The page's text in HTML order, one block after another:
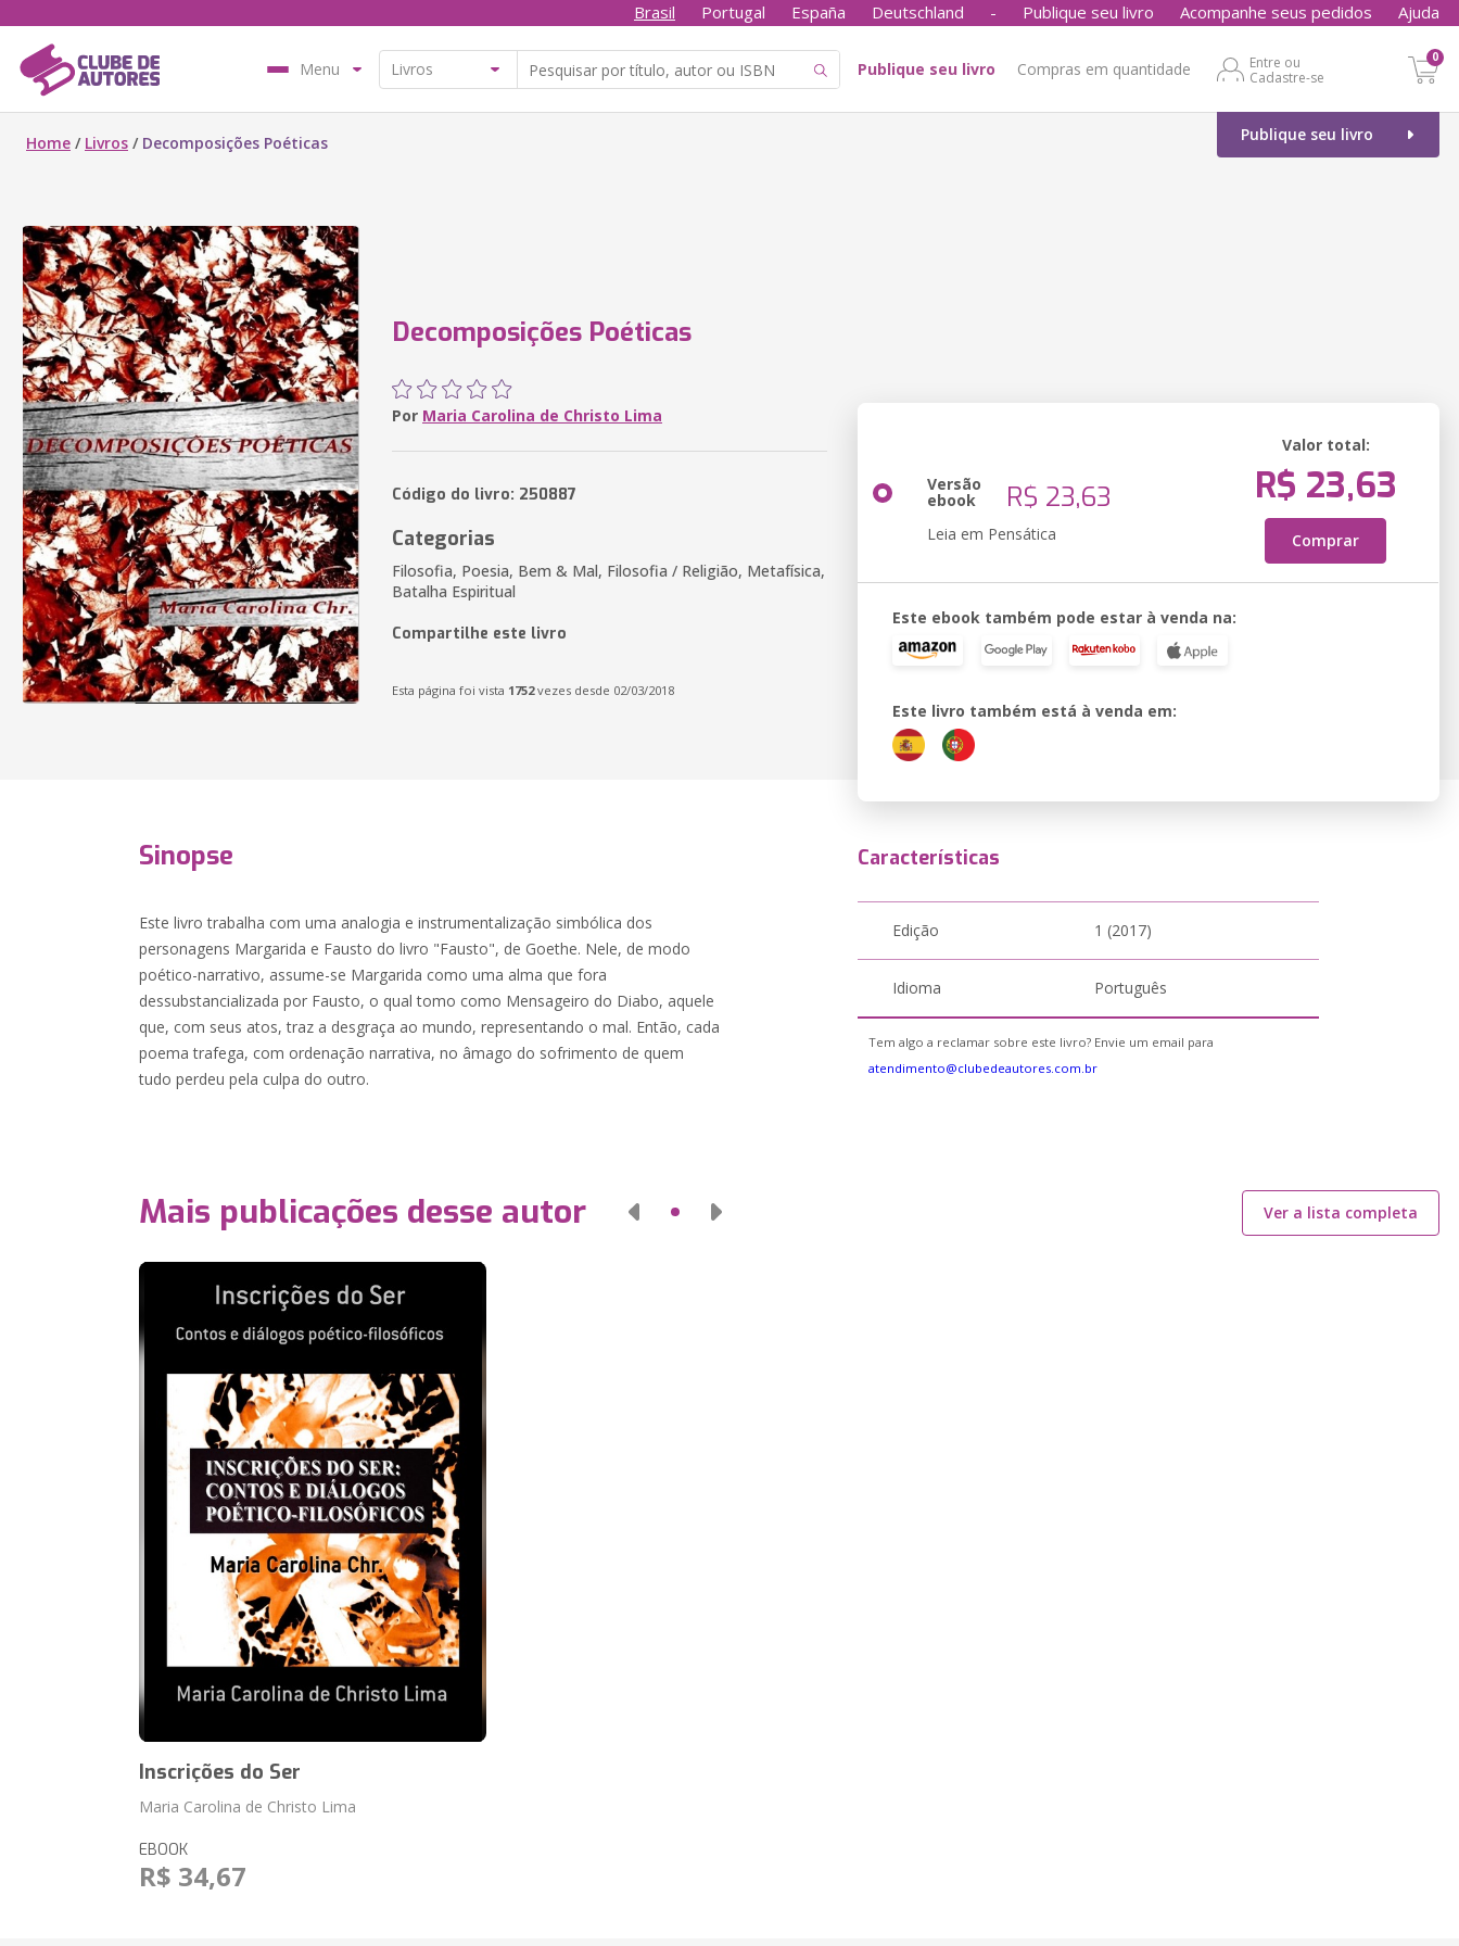
Brasil Portugal España Deutschland - Publique seu livro Acompanhe seus pedidos Ajuda
Menu Publique seu livro Compras em quantidade
Entre ou
Cadastre-se
0
Publique seu livro
Home / Livros / Decomposições Poéticas
Decomposições Poéticas
Por Maria Carolina de Christo Lima
Código do livro: 250887
Categorias
Filosofia, Poesia, Bem & Mal, Filosofia / Religião, Metafísica,
Batalha Espiritual
Compartilhe este livro
Esta página foi vista 1752vezes desde 02/03/2018
Versão
ebook R$ 23,63
Leia em Pensática
Valor total:
R$ 23,63
Comprar
Este ebook também pode estar à venda na:
Este livro também está à venda em:
Sinopse
Este livro trabalha com uma analogia e instrumentalização simbólica dos
personagens Margarida e Fausto do livro "Fausto", de Goethe. Nele, de modo
poético-narrativo, assume-se Margarida como uma alma que fora
dessubstancializada por Fausto, o qual tomo como Mensageiro do Diabo, aquele
que, com seus atos, traz a desgraça ao mundo, representando o mal. Então, cada
poema trafega, com ordenação narrativa, no âmago do sofrimento de quem
tudo perdeu pela culpa do outro.
Características
Edição 1 (2017)
Idioma Português
Tem algo a reclamar sobre este livro? Envie um email para
atendimento@clubedeautores.com.br
Mais publicações desse autor Ver a lista completa
Inscrições do Ser
Maria Carolina de Christo Lima
EBOOK
R$ 34,67